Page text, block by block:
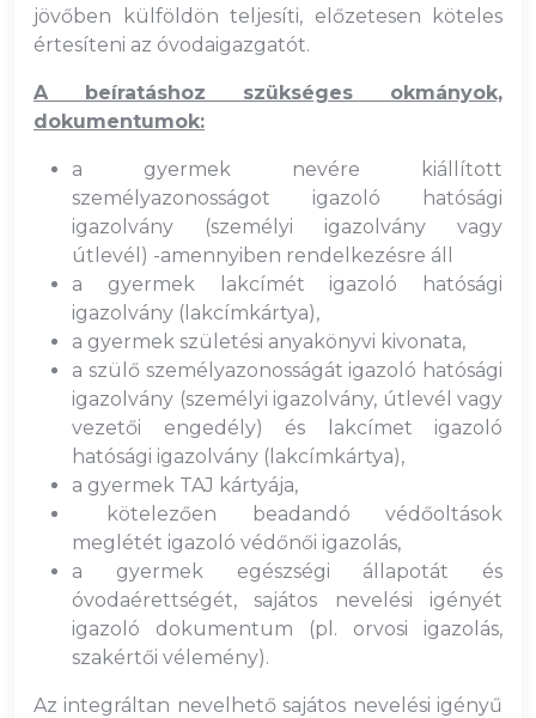
jövőben külföldön teljesíti, előzetesen köteles
értesíteni az óvodaigazgatót.
A beíratáshoz szükséges okmányok,
dokumentumok:
a gyermek nevére kiállított
személyazonosságot igazoló hatósági
igazolvány (személyi igazolvány vagy
útlevél) -amennyiben rendelkezésre áll
a gyermek lakcímét igazoló hatósági
igazolvány (lakcímkártya),
a gyermek születési anyakönyvi kivonata,
a szülő személyazonosságát igazoló hatósági
igazolvány (személyi igazolvány, útlevél vagy
vezetői engedély) és lakcímet igazoló
hatósági igazolvány (lakcímkártya),
a gyermek TAJ kártyája,
kötelezően beadandó védőoltások
meglétét igazoló védőnői igazolás,
a gyermek egészségi állapotát és
óvodaérettségét, sajátos nevelési igényét
igazoló dokumentum (pl. orvosi igazolás,
szakértői vélemény).
Az integráltan nevelhető sajátos nevelési igényű